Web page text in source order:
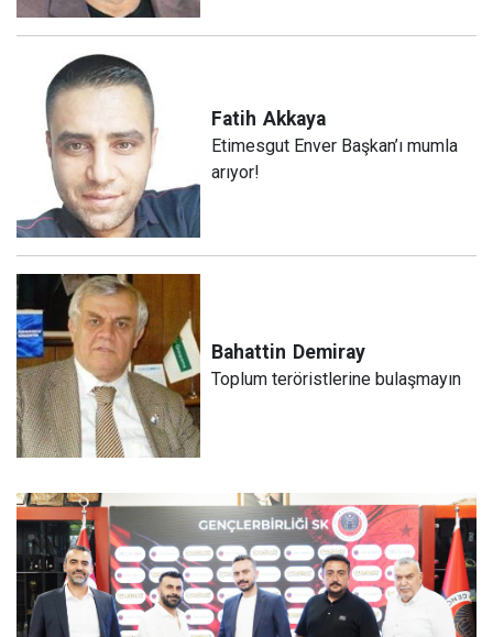
Fatih Akkaya
Etimesgut Enver Başkan’ı mumla
arıyor!
Bahattin Demiray
Toplum teröristlerine bulaşmayın